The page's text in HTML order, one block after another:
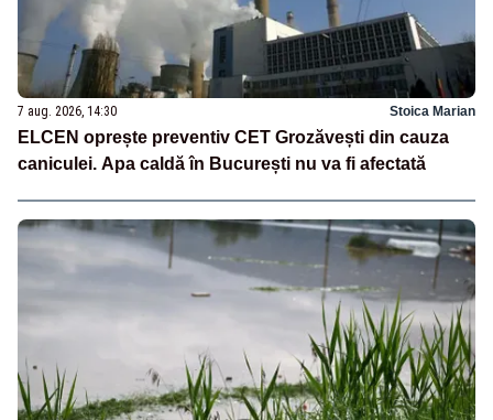
7 aug. 2026, 14:30 Stoica Marian
ELCEN oprește preventiv CET Grozăvești din cauza
caniculei. Apa caldă în București nu va fi afectată